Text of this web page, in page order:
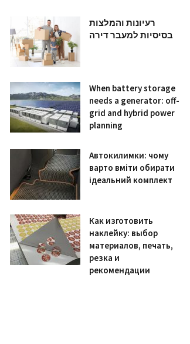
רעיונות והמלצות
בסיסיות למעבר דירה
When battery storage
needs a generator: off-
grid and hybrid power
planning
Автокилимки: чому
варто вміти обирати
ідеальний комплект
Как изготовить
наклейку: выбор
материалов, печать,
резка и
рекомендации